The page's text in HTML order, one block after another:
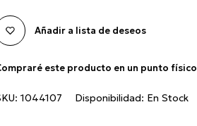
Añadir a lista de deseos
este producto en un punto físico
1044107 Disponibilidad: En Stock